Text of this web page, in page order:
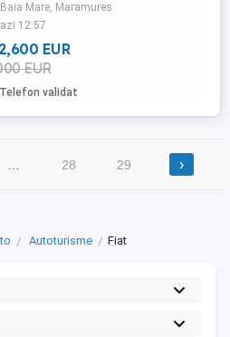
Baia Mare, Maramures
azi 12:57
2,600 EUR
EUR
Telefon validat
28 29 ›
Autoturisme Fiat